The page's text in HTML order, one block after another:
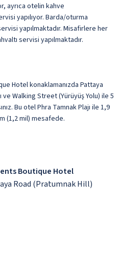
ayrıca otelin kahve
yapılıyor. Barda/oturma
yapılmaktadır. Misafirlere her
servisi yapılmaktadır.
Hotel konaklamanızda Pattaya
Walking Street (Yürüyüş Yolu) ile 5
Bu otel Phra Tamnak Plajı ile 1,9
(1,2 mil) mesafede.
Boutique Hotel
Road (Pratumnak Hill)